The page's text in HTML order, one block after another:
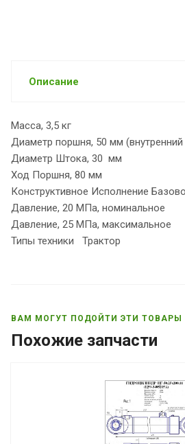
Описание
Масса, 3,5 кг
Диаметр поршня, 50 мм
Диаметр Штока, 30 мм
Ход Поршня, 80 мм
Конструктивное Исполнение
Давление, 20 МПа, номинальное
Давление, 25 МПа, максимальное
Типы техники Трактор
ВАМ МОГУТ ПОДОЙТИ ЭТИ ТОВАРЫ
Похожие запчасти